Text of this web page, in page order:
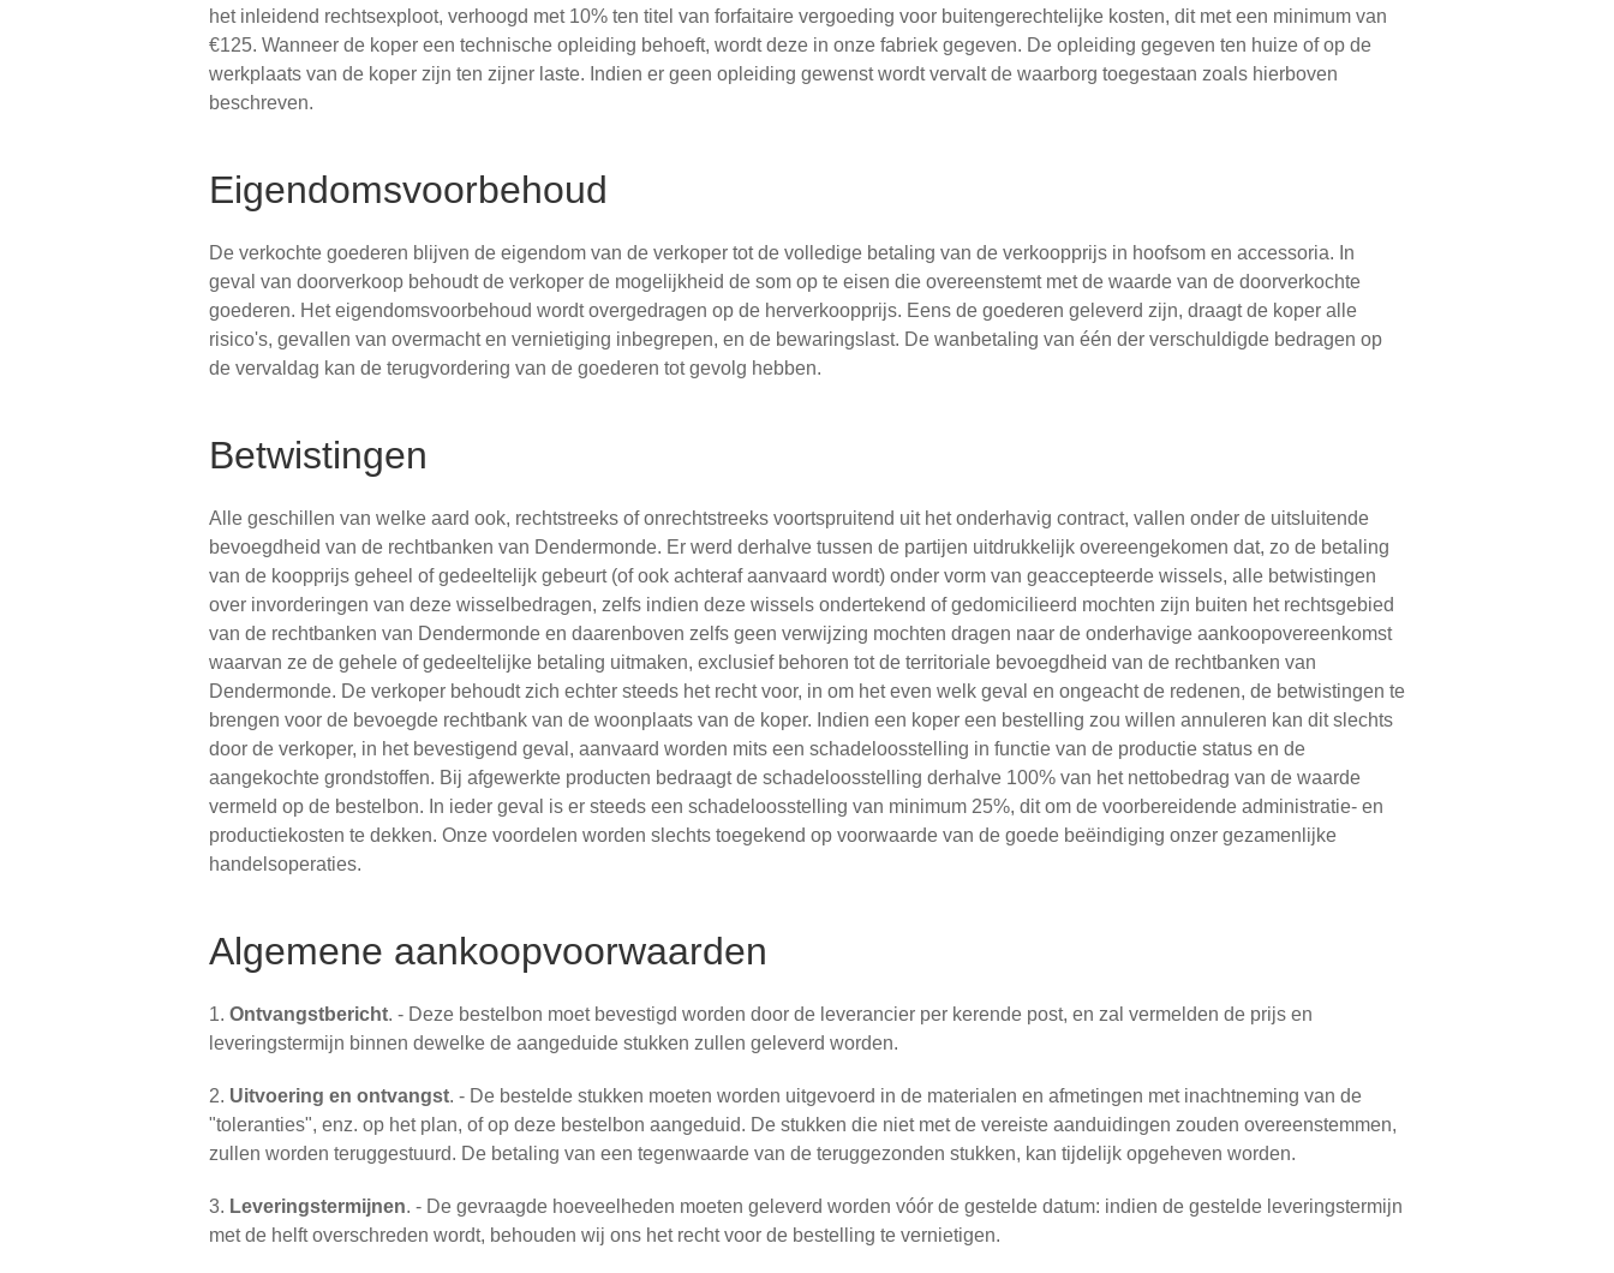
het inleidend rechtsexploot, verhoogd met 10% ten titel van forfaitaire vergoeding voor buitengerechtelijke kosten, dit met een minimum van
€125. Wanneer de koper een technische opleiding behoeft, wordt deze in onze fabriek gegeven. De opleiding gegeven ten huize of op de
werkplaats van de koper zijn ten zijner laste. Indien er geen opleiding gewenst wordt vervalt de waarborg toegestaan zoals hierboven
beschreven.
Eigendomsvoorbehoud
De verkochte goederen blijven de eigendom van de verkoper tot de volledige betaling van de verkoopprijs in hoofsom en accessoria. In
geval van doorverkoop behoudt de verkoper de mogelijkheid de som op te eisen die overeenstemt met de waarde van de doorverkochte
goederen. Het eigendomsvoorbehoud wordt overgedragen op de herverkoopprijs. Eens de goederen geleverd zijn, draagt de koper alle
risico's, gevallen van overmacht en vernietiging inbegrepen, en de bewaringslast. De wanbetaling van één der verschuldigde bedragen op
de vervaldag kan de terugvordering van de goederen tot gevolg hebben.
Betwistingen
Alle geschillen van welke aard ook, rechtstreeks of onrechtstreeks voortspruitend uit het onderhavig contract, vallen onder de uitsluitende
bevoegdheid van de rechtbanken van Dendermonde. Er werd derhalve tussen de partijen uitdrukkelijk overeengekomen dat, zo de betaling
van de koopprijs geheel of gedeeltelijk gebeurt (of ook achteraf aanvaard wordt) onder vorm van geaccepteerde wissels, alle betwistingen
over invorderingen van deze wisselbedragen, zelfs indien deze wissels ondertekend of gedomicilieerd mochten zijn buiten het rechtsgebied
van de rechtbanken van Dendermonde en daarenboven zelfs geen verwijzing mochten dragen naar de onderhavige aankoopovereenkomst
waarvan ze de gehele of gedeeltelijke betaling uitmaken, exclusief behoren tot de territoriale bevoegdheid van de rechtbanken van
Dendermonde. De verkoper behoudt zich echter steeds het recht voor, in om het even welk geval en ongeacht de redenen, de betwistingen te
brengen voor de bevoegde rechtbank van de woonplaats van de koper. Indien een koper een bestelling zou willen annuleren kan dit slechts
door de verkoper, in het bevestigend geval, aanvaard worden mits een schadeloosstelling in functie van de productie status en de
aangekochte grondstoffen. Bij afgewerkte producten bedraagt de schadeloosstelling derhalve 100% van het nettobedrag van de waarde
vermeld op de bestelbon. In ieder geval is er steeds een schadeloosstelling van minimum 25%, dit om de voorbereidende administratie- en
productiekosten te dekken. Onze voordelen worden slechts toegekend op voorwaarde van de goede beëindiging onzer gezamenlijke
handelsoperaties.
Algemene aankoopvoorwaarden
1. Ontvangstbericht. - Deze bestelbon moet bevestigd worden door de leverancier per kerende post, en zal vermelden de prijs en
leveringstermijn binnen dewelke de aangeduide stukken zullen geleverd worden.
2. Uitvoering en ontvangst. - De bestelde stukken moeten worden uitgevoerd in de materialen en afmetingen met inachtneming van de
"toleranties", enz. op het plan, of op deze bestelbon aangeduid. De stukken die niet met de vereiste aanduidingen zouden overeenstemmen,
zullen worden teruggestuurd. De betaling van een tegenwaarde van de teruggezonden stukken, kan tijdelijk opgeheven worden.
3. Leveringstermijnen. - De gevraagde hoeveelheden moeten geleverd worden vóór de gestelde datum: indien de gestelde leveringstermijn
met de helft overschreden wordt, behouden wij ons het recht voor de bestelling te vernietigen.